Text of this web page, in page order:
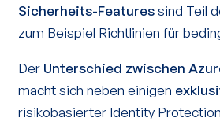
Sicherheits-Featuressind Teil
zum Beispiel Richtlinien für
Der Unterschied zwischen
macht sich neben einigen
risikobasierter Identity